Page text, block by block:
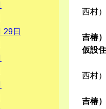
西村
吉椿
仮設
西村
吉椿
29日